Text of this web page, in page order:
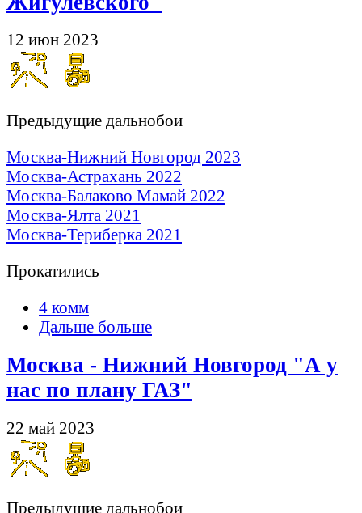
12 июн 2023
Предыдущие дальнобои
Москва-Нижний Новгород 2023
Москва-Астрахань 2022
Москва-Балаково Мамай 2022
Москва-Ялта 2021
Москва-Териберка 2021
Прокатились
4 комм
Дальше больше
Москва - Нижний Новгород "А у
нас по плану ГАЗ"
22 май 2023
Предыдущие дальнобои